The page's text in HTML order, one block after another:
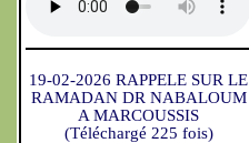
19-02-2026 RAPPELE SUR LE
RAMADAN DR NABALOUM
A MARCOUSSIS
(Téléchargé 225 fois)